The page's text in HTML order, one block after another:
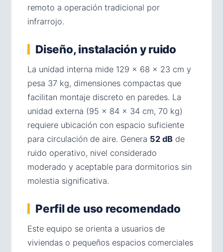
remoto a operación tradicional por
infrarrojo.
Diseño, instalación y ruido
La unidad interna mide 129 × 68 × 23 cm y
pesa 37 kg, dimensiones compactas que
facilitan montaje discreto en paredes. La
unidad externa (95 × 84 × 34 cm, 70 kg)
requiere ubicación con espacio suficiente
para circulación de aire. Genera 52 dB de
ruido operativo, nivel considerado
moderado y aceptable para dormitorios sin
molestia significativa.
Perfil de uso recomendado
Este equipo se orienta a usuarios de
viviendas o pequeños espacios comerciales